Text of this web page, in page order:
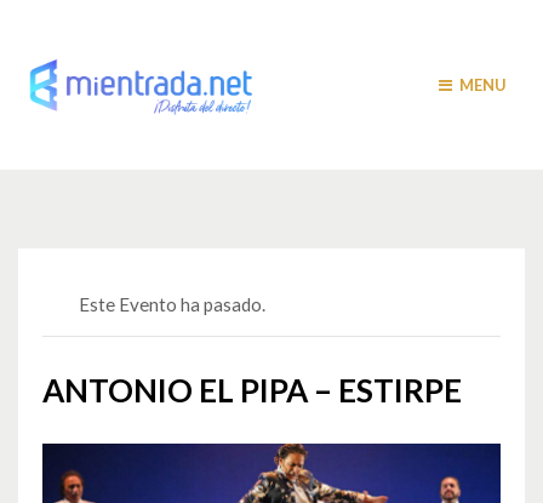
MENU
Este Evento ha pasado.
ANTONIO EL PIPA – ESTIRPE